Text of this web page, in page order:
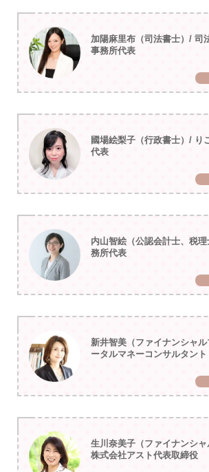
加陽麻里布（司法書士）/ 司
事務所代表
國場絵梨子（行政書士）/ り
代表
内山智絵（公認会計士、税
務所代表
新井智美（ファイナンシャ
ータルマネーコンサルタント
生川奈美子（ファイナンシ
株式会社アスト代表取締役